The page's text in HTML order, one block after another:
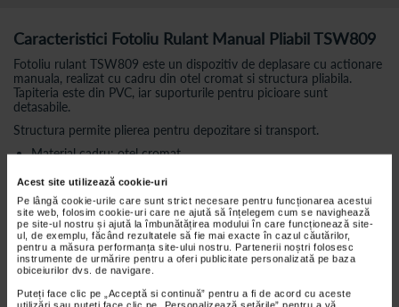
Acest site utilizează cookie-uri
Pe lângă cookie-urile care sunt strict necesare pentru funcționarea acestui
site web, folosim cookie-uri care ne ajută să înțelegem cum se navighează
pe site-ul nostru și ajută la îmbunătățirea modului în care funcționează site-
ul, de exemplu, făcând rezultatele să fie mai exacte în cazul căutărilor,
pentru a măsura performanța site-ului nostru. Partenerii noștri folosesc
instrumente de urmărire pentru a oferi publicitate personalizată pe baza
obiceiurilor dvs. de navigare.
Puteți face clic pe „Acceptă si continuă” pentru a fi de acord cu aceste
utilizări sau puteți face clic pe „Personalizează setările” pentru a vă
Caracteristici Fotoliu Rulant Manual Pliabil TSW809
Fotoliu rulant TSW809 este un dispozitiv de deplasare cu actionare
manuala, realizat cu cadru din otel cromat si structura pliabila.
Tapiteria este din PVC, iar suporturile pentru picioare sunt
detasabile.
Structura permite plierea pentru depozitare si transport.
Material cadru: otel cromat
Tapiterie: PVC
Lungime totala: 98 cm
Latime totala: 64 cm
Inaltime totala: 87 cm
Latime sezut: 46 cm
Adancime sezut: 40 cm